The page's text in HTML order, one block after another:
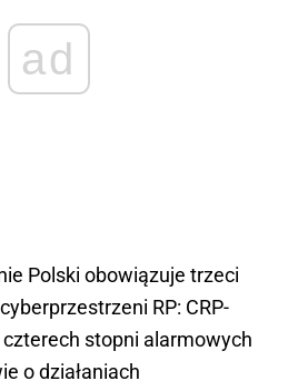
ad
Polski obowiązuje trzeci
RP: CRP-
czterech stopni alarmowych
o działaniach